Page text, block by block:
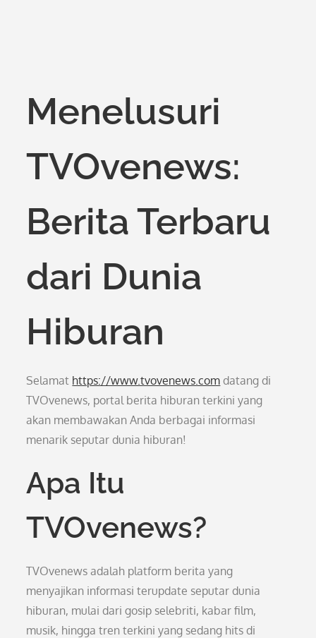
Menelusuri
TVOvenews:
Berita Terbaru
dari Dunia
Hiburan
Selamat https://www.tvovenews.com datang di
TVOvenews, portal berita hiburan terkini yang
akan membawakan Anda berbagai informasi
menarik seputar dunia hiburan!
Apa Itu
TVOvenews?
TVOvenews adalah platform berita yang
menyajikan informasi terupdate seputar dunia
hiburan, mulai dari gosip selebriti, kabar film,
musik, hingga tren terkini yang sedang hits di